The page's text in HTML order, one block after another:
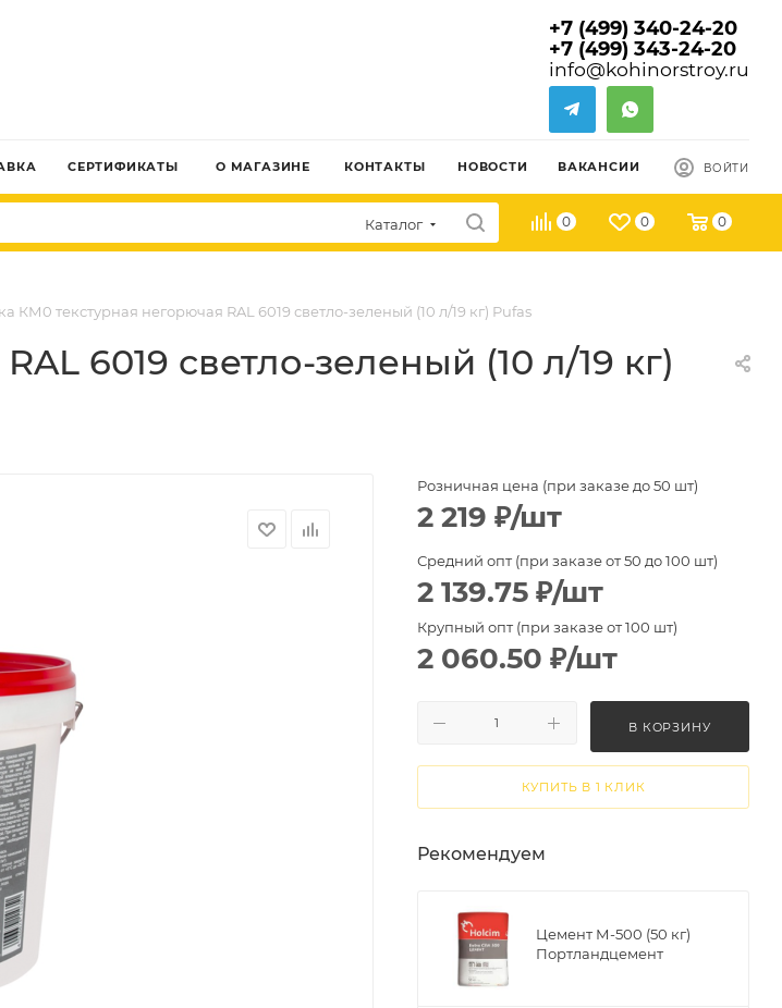
+7 (499) 340-24-20
+7 (499) 343-24-20
info@kohinorstroy.ru
СЕРТИФИКАТЫ О МАГАЗИНЕ КОНТАКТЫ НОВОСТИ ВАКАНСИИ ВОЙТИ
Каталог 0 0 0
КМ0 текстурная негорючая RAL 6019 светло-зеленый (10 л/19 кг) Pufas
6019 светло-зеленый (10 л/19 кг)
Розничная цена (при заказе до 50 шт)
2 219 ₽/шт
Средний опт (при заказе от 50 до 100 шт)
2 139.75 ₽/шт
Крупный опт (при заказе от 100 шт)
2 060.50 ₽/шт
В КОРЗИНУ
КУПИТЬ В 1 КЛИК
Рекомендуем
Цемент М-500 (50 кг)
Портландцемент